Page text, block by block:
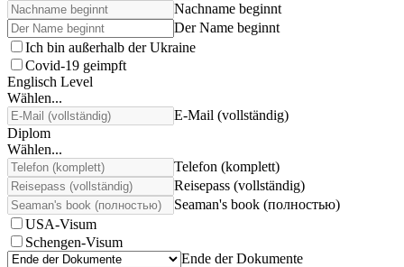
Nachname beginnt
Der Name beginnt
Ich bin außerhalb der Ukraine
Covid-19 geimpft
Englisch Level
Wählen...
E-Mail (vollständig)
Diplom
Wählen...
Telefon (komplett)
Reisepass (vollständig)
Seaman's book (полностью)
USA-Visum
Schengen-Visum
Ende der Dokumente